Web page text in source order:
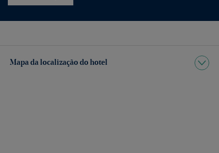
Mapa da localização do hotel